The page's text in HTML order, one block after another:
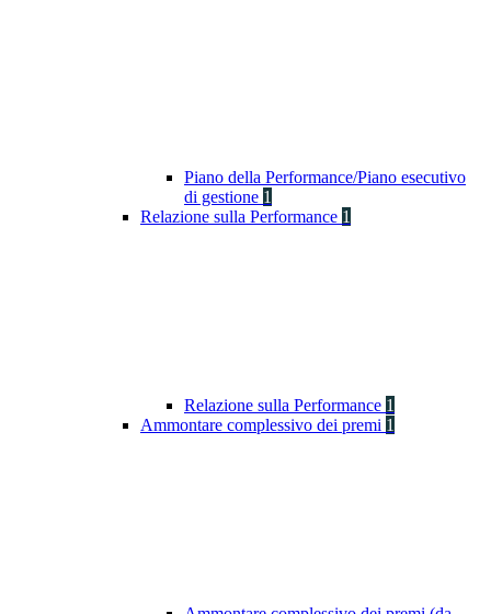
Piano della Performance/Piano esecutivo
di gestione 1
Relazione sulla Performance 1
Relazione sulla Performance 1
Ammontare complessivo dei premi 1